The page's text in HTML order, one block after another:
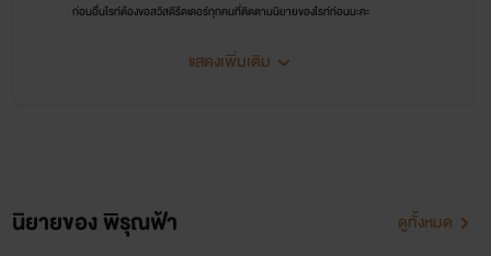
ก่อนอื่นไรท์ต้องขอสวัสดีรีดเดอร์ทุกคนที่ติดตามนิยายของไรท์ก่อนนะคะ
แสดงเพิ่มเติม
นิยายของ พิรุณฟ้า ดูทั้งหมด